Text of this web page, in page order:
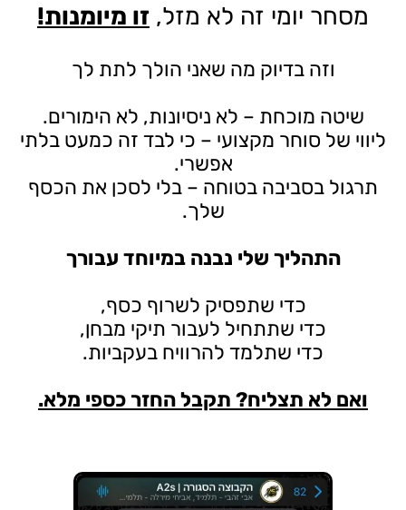
מסחר יומי זה לא מזל, זו מיומנות!
וזה בדיוק מה שאני הולך לתת לך
שיטה מוכחת – לא ניסיונות, לא הימורים.
ליווי של סוחר מקצועי – כי לבד זה כמעט בלתי
אפשרי.
תרגול בסביבה בטוחה – בלי לסכן את הכסף
שלך.
התהליך שלי נבנה במיוחד עבורך
כדי שתפסיק לשרוף כסף,
כדי שתתחיל לעבור תיקי מבחן,
כדי שתלמד להרוויח בעקביות.
ואם לא תצליח? תקבל החזר כספי מלא.